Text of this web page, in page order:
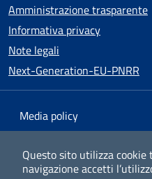
Questo sito utilizza cookie
navigazione accetti
Amministrazione trasparente
Informativa privacy
Note legali
Next-Generation-EU-PNRR
Media policy
Dichiarazione di